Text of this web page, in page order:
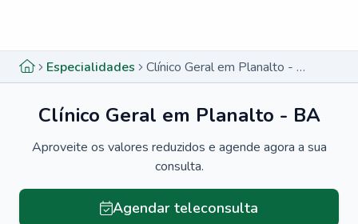
Especialidades Clínico Geral em Planalto - BA
Clínico Geral em Planalto - BA
Aproveite os valores reduzidos e agende agora a sua
consulta.
Agendar teleconsulta